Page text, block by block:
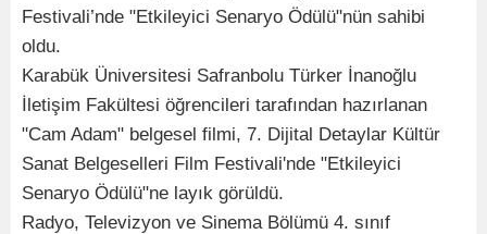
Festivali’nde "Etkileyici Senaryo Ödülü"nün sahibi
oldu.
Karabük Üniversitesi Safranbolu Türker İnanoğlu
İletişim Fakültesi öğrencileri tarafından hazırlanan
"Cam Adam" belgesel filmi, 7. Dijital Detaylar Kültür
Sanat Belgeselleri Film Festivali'nde "Etkileyici
Senaryo Ödülü"ne layık görüldü.
Radyo, Televizyon ve Sinema Bölümü 4. sınıf